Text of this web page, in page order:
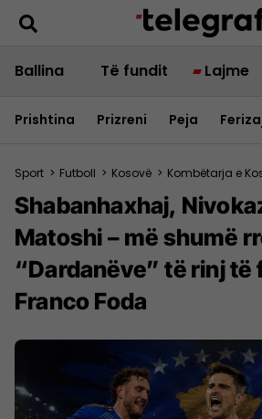
Ballina Të fundit Lajme
Prishtina Prizreni Peja
Sport > Futboll > Kosovë > Kombëtarja e
Shabanhaxhaj,
Matoshi – më shumë
“Dardanëve” të rinj të
Franco Foda